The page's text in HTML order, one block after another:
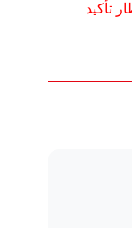
تأكيد